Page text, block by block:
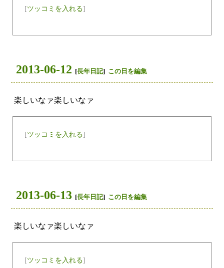
[ツッコミを入れる]
2013-06-12 [長年日記] この日を編集
楽しいなァ楽しいなァ
[ツッコミを入れる]
2013-06-13 [長年日記] この日を編集
楽しいなァ楽しいなァ
[ツッコミを入れる]